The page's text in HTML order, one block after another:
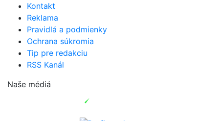
Kontakt
Reklama
Pravidlá a podmienky
Ochrana súkromia
Tip pre redakciu
RSS Kanál
Naše médiá